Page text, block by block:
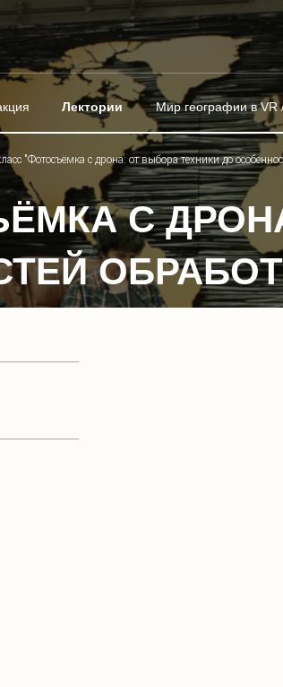
Лектории Мир географии в VR
"Фотосъёмка с дрона: от выбора техники до
С